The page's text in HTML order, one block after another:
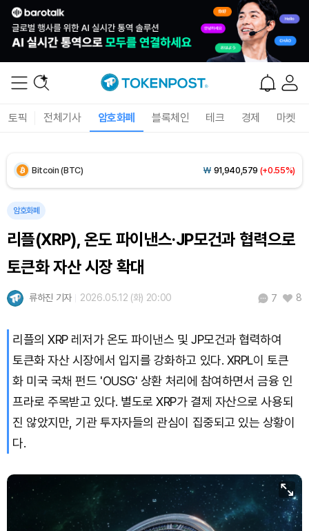
토픽 전체기사 암호화폐 블록체인 테크 경제 마켓
Solana (SOL) ₩108,407(+0.70%)
Bitcoin (BTC) ₩ 91,940,579 (+0.55%)
암호화폐
리플(XRP), 온도 파이낸스·JP모건과 협력으로
토큰화 자산 시장 확대
류하진 기자 2026.05.12 (화) 20:00 7 8
리플의 XRP 레저가 온도 파이낸스 및 JP모건과 협력하여
토큰화 자산 시장에서 입지를 강화하고 있다. XRPL이 토큰
화 미국 국채 펀드 'OUSG' 상환 처리에 참여하면서 금융 인
프라로 주목받고 있다. 별도로 XRP가 결제 자산으로 사용되
진 않았지만, 기관 투자자들의 관심이 집중되고 있는 상황이
다.